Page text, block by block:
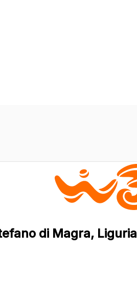
di Magra, Liguria